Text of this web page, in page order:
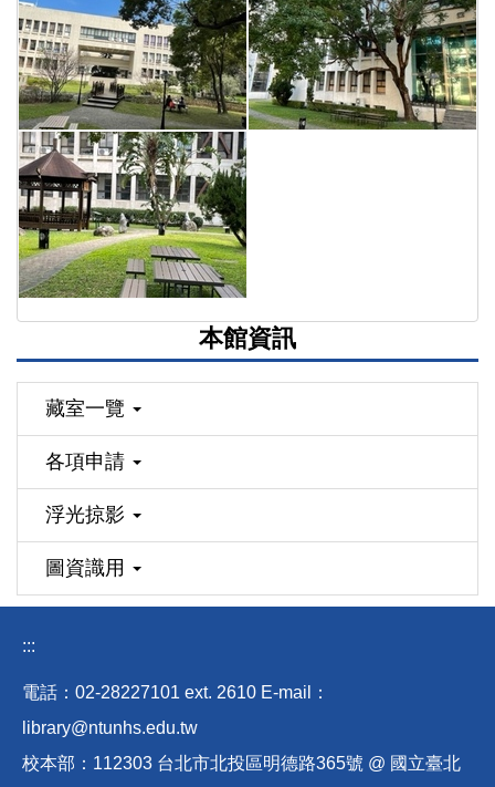
本館資訊
藏室一覽
各項申請
浮光掠影
圖資識用
:::
電話：02-28227101 ext. 2610 E-mail
：
library@ntunhs.edu.tw
校本部：112303 台北市北投區明德路365號 @ 國立臺北